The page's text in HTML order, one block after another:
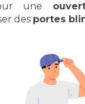
une
des portes